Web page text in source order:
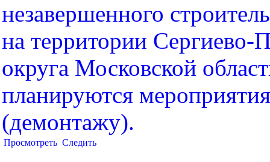
незавершенного
на территории Сергиево-
округа Московской
планируются
(демонтажу).
Просмотреть Следить